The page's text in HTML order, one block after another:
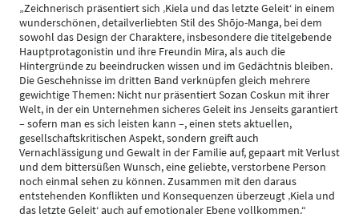
„Zeichnerisch präsentiert sich ‚Kiela und das letzte Geleit‘ in einem
wunderschönen, detailverliebten Stil des Shōjo-Manga, bei dem
sowohl das Design der Charaktere, insbesondere die titelgebende
Hauptprotagonistin und ihre Freundin Mira, als auch die
Hintergründe zu beeindrucken wissen und im Gedächtnis bleiben.
Die Geschehnisse im dritten Band verknüpfen gleich mehrere
gewichtige Themen: Nicht nur präsentiert Sozan Coskun mit ihrer
Welt, in der ein Unternehmen sicheres Geleit ins Jenseits garantiert
– sofern man es sich leisten kann –, einen stets aktuellen,
gesellschaftskritischen Aspekt, sondern greift auch
Vernachlässigung und Gewalt in der Familie auf, gepaart mit Verlust
und dem bittersüßen Wunsch, eine geliebte, verstorbene Person
noch einmal sehen zu können. Zusammen mit den daraus
entstehenden Konflikten und Konsequenzen überzeugt ‚Kiela und
das letzte Geleit‘ auch auf emotionaler Ebene vollkommen.“